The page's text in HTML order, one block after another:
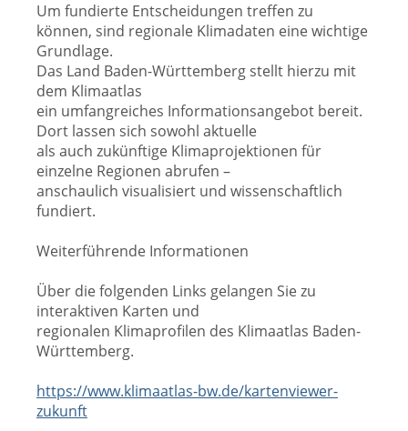
Um fundierte Entscheidungen treffen zu
können, sind regionale Klimadaten eine wichtige
Grundlage.
Das Land Baden-Württemberg stellt hierzu mit
dem Klimaatlas
ein umfangreiches Informationsangebot bereit.
Dort lassen sich sowohl aktuelle
als auch zukünftige Klimaprojektionen für
einzelne Regionen abrufen –
anschaulich visualisiert und wissenschaftlich
fundiert.
Weiterführende Informationen
Über die folgenden Links gelangen Sie zu
interaktiven Karten und
regionalen Klimaprofilen des Klimaatlas Baden-
Württemberg.
https://www.klimaatlas-bw.de/kartenviewer-
zukunft